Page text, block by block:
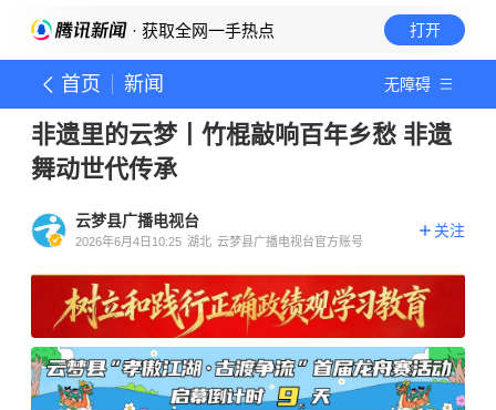
· 获取全网一手热点 打开
首页 新闻 无障碍
非遗里的云梦丨竹棍敲响百年乡愁 非遗
舞动世代传承
云梦县广播电视台
2026年6月4日10:25 湖北 云梦县广播电视台官方账号
关注